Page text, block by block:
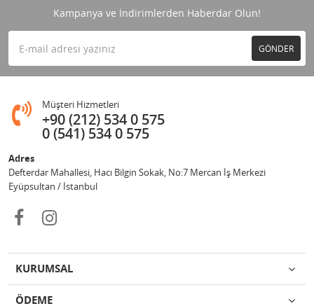
Kampanya ve İndirimlerden Haberdar Olun!
GÖNDER
Müşteri Hizmetleri
+90 (212) 534 0 575
0 (541) 534 0 575
Adres
Defterdar Mahallesi, Hacı Bilgin Sokak, No:7 Mercan İş Merkezi
Eyüpsultan / İstanbul
KURUMSAL
ÖDEME